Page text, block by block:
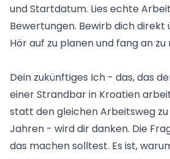
und Startdatum. Lies echte
Bewertungen. Bewirb dich
Hör auf zu planen und fang an zu
Dein zukünftiges Ich - das, das
einer Strandbar in Kroatien
statt den gleichen Arbeitsweg
Jahren - wird dir danken. Die
das machen solltest. Es ist,